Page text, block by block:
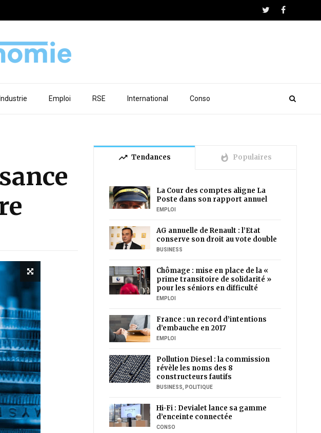
Industrie Emploi RSE International Conso
trending_up Tendances whatshot Populaires
La Cour des comptes aligne La
Poste dans son rapport annuel
EMPLOI
AG annuelle de Renault : l’Etat
conserve son droit au vote double
BUSINESS
Chômage : mise en place de la «
prime transitoire de solidarité »
pour les séniors en difficulté
EMPLOI
France : un record d’intentions
d’embauche en 2017
EMPLOI
Pollution Diesel : la commission
révèle les noms des 8
constructeurs fautifs
BUSINESS, POLITIQUE
Hi-Fi : Devialet lance sa gamme
d’enceinte connectée
CONSO